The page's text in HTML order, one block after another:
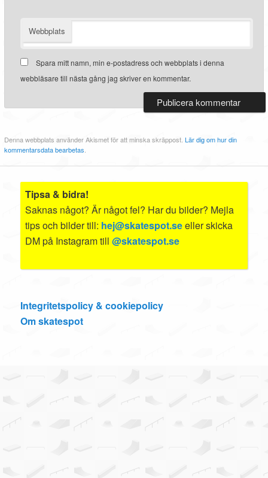
Webbplats
Spara mitt namn, min e-postadress och webbplats i denna
webbläsare till nästa gång jag skriver en kommentar.
Denna webbplats använder Akismet för att minska skräppost.Lär dig om hur din
kommentarsdata bearbetas.
Tipsa & bidra!
Saknas något? Är något fel? Har du bilder? Mejla
tips och bilder till: hej@skatespot.seeller skicka
DM på Instagram till@skatespot.se
Integritetspolicy & cookiepolicy
Om skatespot